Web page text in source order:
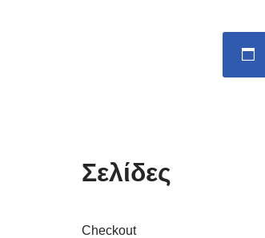
Σελίδες
Checkout